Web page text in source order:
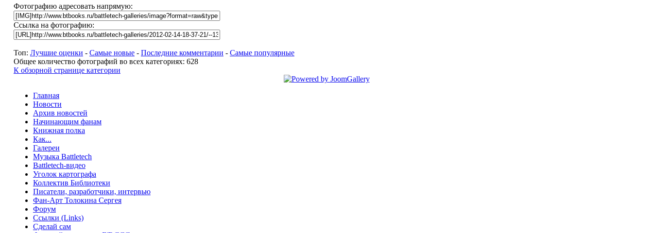
Фотографию адресовать напрямую:
Ссылка на фотографию:
Топ: Лучшие оценки - Самые новые- Последние комментарии - Самые популярные
Общее количество фотографий во всех категориях: 628
К обзорной странице категории
Главная
Новости
Архив новостей
Начинающим фанам
Книжная полка
Как...
Галереи
Музыка Battletech
Battletech-видео
Уголок картографа
Коллектив Библиотеки
Писатели, разработчики, интервью
Фан-Арт Толокина Сергея
Форум
Ссылки (Links)
Сделай сам